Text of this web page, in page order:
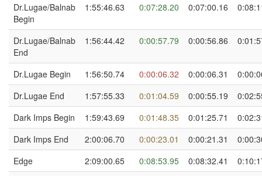
Dr.Lugae/Balnab
Begin
1:55:46.63 0:07:28.20 0:07:00.16
Dr.Lugae/Balnab
End
1:56:44.42 0:00:57.79 0:00:56.86
Dr.Lugae Begin 1:56:50.74 0:00:06.32 0:00:06.31
Dr.Lugae End
1:57:55.33 0:01:04.59 0:00:55.19
Dark Imps Begin
1:59:43.69 0:01:48.35 0:01:25.71
Dark Imps End
2:00:06.70 0:00:23.01 0:00:21.31
Edge
2:09:00.65 0:08:53.95 0:08:32.41